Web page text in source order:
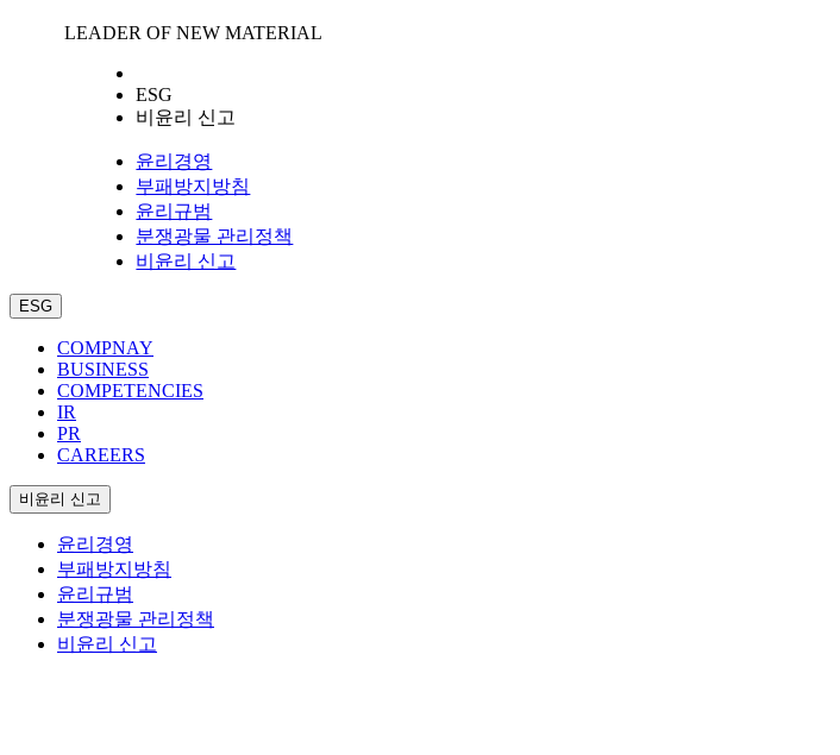
LEADER OF NEW MATERIAL
ESG
비윤리 신고
윤리경영
부패방지방침
윤리규범
분쟁광물 관리정책
비윤리 신고
ESG
COMPNAY
BUSINESS
COMPETENCIES
IR
PR
CAREERS
비윤리 신고
윤리경영
부패방지방침
윤리규범
분쟁광물 관리정책
비윤리 신고